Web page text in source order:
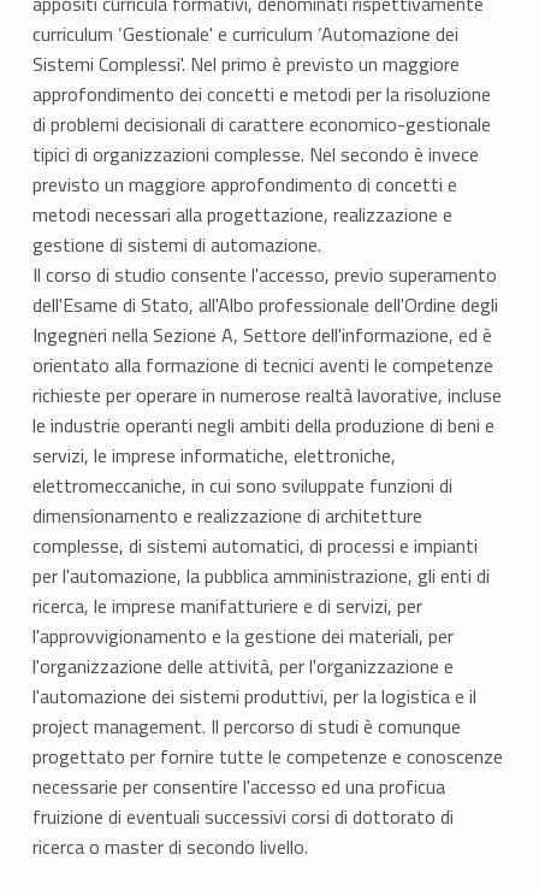
curriculum ‘Gestionale' e curriculum ‘Automazione dei
Sistemi Complessi'. Nel primo è previsto un maggiore
approfondimento dei concetti e metodi per la risoluzione
di problemi decisionali di carattere economico-gestionale
tipici di organizzazioni complesse. Nel secondo è invece
previsto un maggiore approfondimento di concetti e
metodi necessari alla progettazione, realizzazione e
gestione di sistemi di automazione.
Il corso di studio consente l'accesso, previo superamento
dell'Esame di Stato, all'Albo professionale dell'Ordine degli
Ingegneri nella Sezione A, Settore dell'informazione, ed è
orientato alla formazione di tecnici aventi le competenze
richieste per operare in numerose realtà lavorative, incluse
le industrie operanti negli ambiti della produzione di beni e
servizi, le imprese informatiche, elettroniche,
elettromeccaniche, in cui sono sviluppate funzioni di
dimensionamento e realizzazione di architetture
complesse, di sistemi automatici, di processi e impianti
per l'automazione, la pubblica amministrazione, gli enti di
ricerca, le imprese manifatturiere e di servizi, per
l'approvvigionamento e la gestione dei materiali, per
l'organizzazione delle attività, per l'organizzazione e
l'automazione dei sistemi produttivi, per la logistica e il
project management. Il percorso di studi è comunque
progettato per fornire tutte le competenze e conoscenze
necessarie per consentire l'accesso ed una proficua
fruizione di eventuali successivi corsi di dottorato di
ricerca o master di secondo livello.